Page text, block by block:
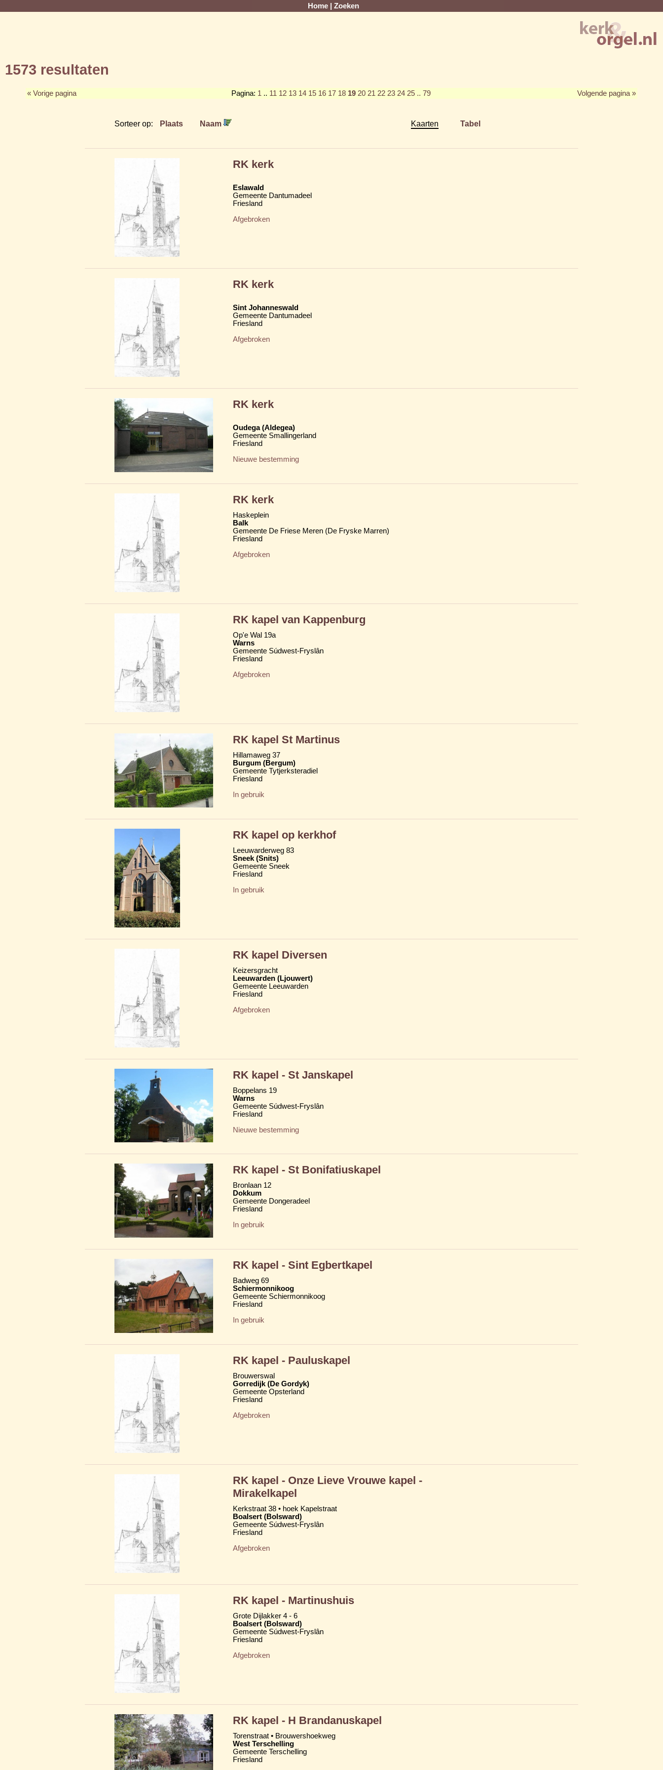
Home Zoeken
1573 resultaten
« Vorige pagina Pagina: 1 .. 11 12 13 14 15 16 17 18 19 20 21 22 23 24 25 .. 79 Volgende pagina »
Sorteer op: Plaats Naam Kaarten Tabel
RK kerk
Eslawald
Gemeente Dantumadeel
Friesland
Afgebroken
RK kerk
Sint Johanneswald
Gemeente Dantumadeel
Friesland
Afgebroken
RK kerk
Oudega (Aldegea)
Gemeente Smallingerland
Friesland
Nieuwe bestemming
RK kerk
Haskeplein
Balk
Gemeente De Friese Meren (De Fryske Marren)
Friesland
Afgebroken
RK kapel van Kappenburg
Op'e Wal 19a
Warns
Gemeente Súdwest-Fryslân
Friesland
Afgebroken
RK kapel St Martinus
Hillamaweg 37
Burgum (Bergum)
Gemeente Tytjerksteradiel
Friesland
In gebruik
RK kapel op kerkhof
Leeuwarderweg 83
Sneek (Snits)
Gemeente Sneek
Friesland
In gebruik
RK kapel Diversen
Keizersgracht
Leeuwarden (Ljouwert)
Gemeente Leeuwarden
Friesland
Afgebroken
RK kapel - St Janskapel
Boppelans 19
Warns
Gemeente Súdwest-Fryslân
Friesland
Nieuwe bestemming
RK kapel - St Bonifatiuskapel
Bronlaan 12
Dokkum
Gemeente Dongeradeel
Friesland
In gebruik
RK kapel - Sint Egbertkapel
Badweg 69
Schiermonnikoog
Gemeente Schiermonnikoog
Friesland
In gebruik
RK kapel - Pauluskapel
Brouwerswal
Gorredijk (De Gordyk)
Gemeente Opsterland
Friesland
Afgebroken
RK kapel - Onze Lieve Vrouwe kapel -
Mirakelkapel
Kerkstraat 38 • hoek Kapelstraat
Boalsert (Bolsward)
Gemeente Súdwest-Fryslân
Friesland
Afgebroken
RK kapel - Martinushuis
Grote Dijlakker 4 - 6
Boalsert (Bolsward)
Gemeente Súdwest-Fryslân
Friesland
Afgebroken
RK kapel - H Brandanuskapel
Torenstraat • Brouwershoekweg
West Terschelling
Gemeente Terschelling
Friesland